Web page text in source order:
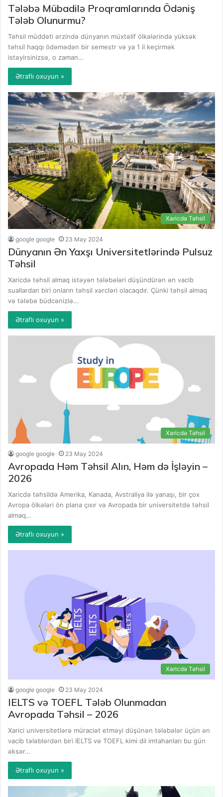
Tələbə Mübadilə Proqramlarında Ödəniş
Tələb Olunurmu?
Təhsil müddəti ərzində dünyanın müxtəlif ölkələrində yüksək
təhsil haqqı ödəmədən bir semestr və ya 1 il keçirmək
istəyirsinizsə, o zaman…
Ətraflı oxuyun »
Xaricdə Təhsil
google google 23 May 2024
Dünyanın Ən Yaxşı Universitetlərində Pulsuz
Təhsil
Xaricdə təhsil almaq istəyən tələbələri düşündürən ən vacib
suallardan biri onların təhsil xərcləri olacaqdır. Çünki təhsil almaq
və tələbə büdcənizlə…
Ətraflı oxuyun »
Xaricdə Təhsil
google google 23 May 2024
Avropada Həm Təhsil Alın, Həm də İşləyin –
2026
Xaricdə təhsildə Amerika, Kanada, Avstraliya ilə yanaşı, bir çox
Avropa ölkələri ön plana çıxır və Avropada bir universitetdə təhsil
almaq…
Ətraflı oxuyun »
Xaricdə Təhsil
google google 23 May 2024
IELTS və TOEFL Tələb Olunmadan
Avropada Təhsil – 2026
Xarici universitetlərə müraciət etməyi düşünən tələbələr üçün ən
vacib tələblərdən biri IELTS və TOEFL kimi dil imtahanları bu gün
əksər…
Ətraflı oxuyun »